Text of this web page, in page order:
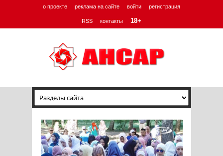
о проекте реклама на сайте войти регистрация
RSS контакты 18+